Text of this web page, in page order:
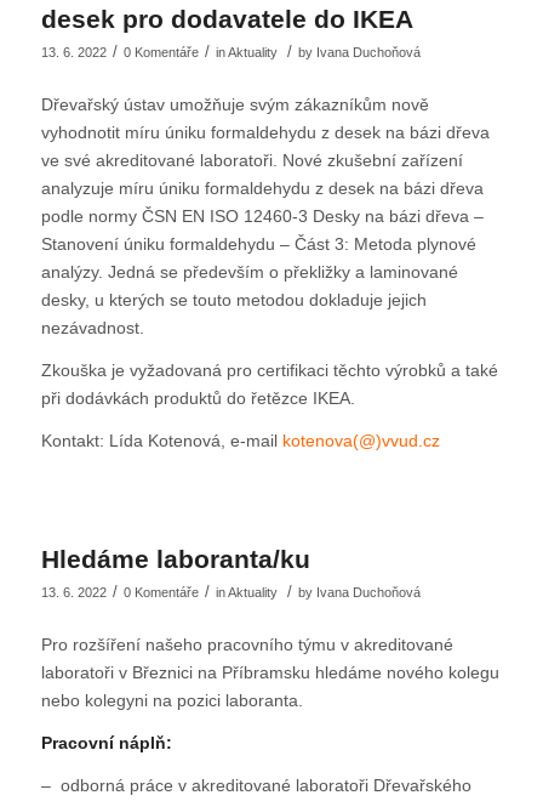
desek pro dodavatele do IKEA
13. 6. 2022 / 0 Komentáře / inAktuality / by Ivana Duchoňová
Dřevařský ústav umožňuje svým zákazníkům nově
vyhodnotit míru úniku formaldehydu z desek na bázi dřeva
ve své akreditované laboratoři. Nové zkušební zařízení
analyzuje míru úniku formaldehydu z desek na bázi dřeva
podle normy ČSN EN ISO 12460-3 Desky na bázi dřeva –
Stanovení úniku formaldehydu – Část 3: Metoda plynové
analýzy. Jedná se především o překližky a laminované
desky, u kterých se touto metodou dokladuje jejich
nezávadnost.
Zkouška je vyžadovaná pro certifikaci těchto výrobků a také
při dodávkách produktů do řetězce IKEA.
Kontakt: Lída Kotenová, e-mail kotenova(@)vvud.cz
Hledáme laboranta/ku
13. 6. 2022 / 0 Komentáře / inAktuality / by Ivana Duchoňová
Pro rozšíření našeho pracovního týmu v akreditované
laboratoři v Březnici na Příbramsku hledáme nového kolegu
nebo kolegyni na pozici laboranta.
Pracovní náplň:
– odborná práce v akreditované laboratoři Dřevařského